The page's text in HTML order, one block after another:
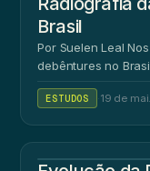
Brasil
Por Suelen Leal
debêntures no
ESTUDOS 19 de